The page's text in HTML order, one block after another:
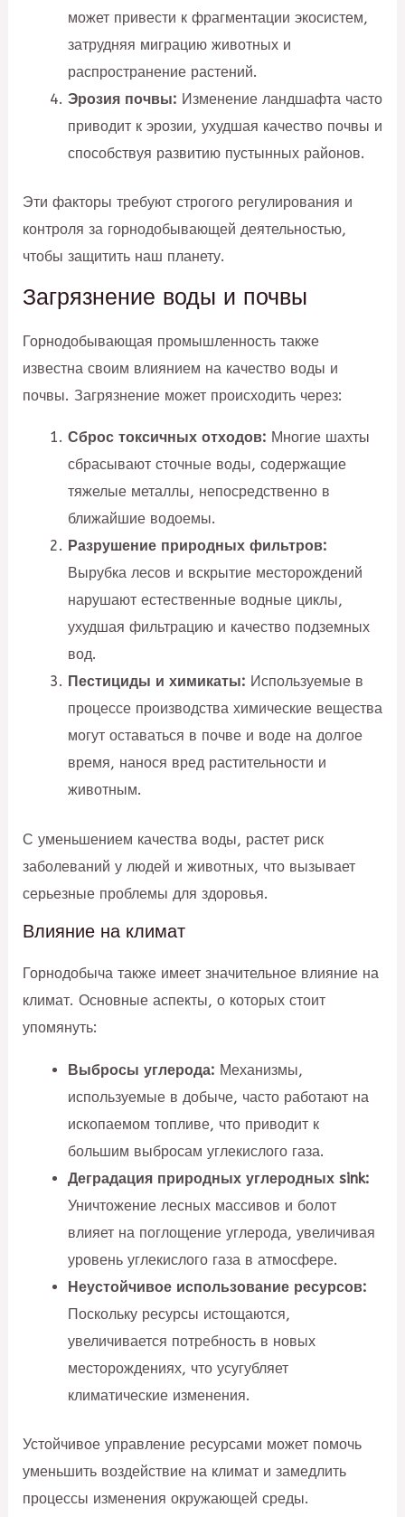
может привести к фрагментации экосистем,
затрудняя миграцию животных и
распространение растений.
Эрозия почвы: Изменение ландшафта часто
приводит к эрозии, ухудшая качество почвы и
способствуя развитию пустынных районов.
Эти факторы требуют строгого регулирования и
контроля за горнодобывающей деятельностью,
чтобы защитить наш планету.
Загрязнение воды и почвы
Горнодобывающая промышленность также
известна своим влиянием на качество воды и
почвы. Загрязнение может происходить через:
Сброс токсичных отходов: Многие шахты
сбрасывают сточные воды, содержащие
тяжелые металлы, непосредственно в
ближайшие водоемы.
Разрушение природных фильтров:
Вырубка лесов и вскрытие месторождений
нарушают естественные водные циклы,
ухудшая фильтрацию и качество подземных
вод.
Пестициды и химикаты: Используемые в
процессе производства химические вещества
могут оставаться в почве и воде на долгое
время, нанося вред растительности и
животным.
С уменьшением качества воды, растет риск
заболеваний у людей и животных, что вызывает
серьезные проблемы для здоровья.
Влияние на климат
Горнодобыча также имеет значительное влияние на
климат. Основные аспекты, о которых стоит
упомянуть:
Выбросы углерода: Механизмы,
используемые в добыче, часто работают на
ископаемом топливе, что приводит к
большим выбросам углекислого газа.
Деградация природных углеродных sink:
Уничтожение лесных массивов и болот
влияет на поглощение углерода, увеличивая
уровень углекислого газа в атмосфере.
Неустойчивое использование ресурсов:
Поскольку ресурсы истощаются,
увеличивается потребность в новых
месторождениях, что усугубляет
климатические изменения.
Устойчивое управление ресурсами может помочь
уменьшить воздействие на климат и замедлить
процессы изменения окружающей среды.